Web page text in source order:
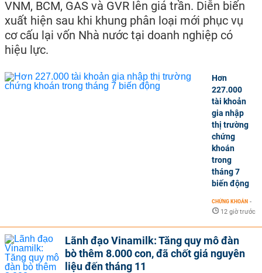
VNM, BCM, GAS và GVR lên giá trần. Diễn biến
xuất hiện sau khi khung phân loại mới phục vụ
cơ cấu lại vốn Nhà nước tại doanh nghiệp có
hiệu lực.
Hơn
227.000
tài khoản
gia nhập
thị trường
chứng
khoán
trong
tháng 7
biến động
CHỨNG KHOÁN -
12 giờ trước
Lãnh đạo Vinamilk: Tăng quy mô đàn
bò thêm 8.000 con, đã chốt giá nguyên
liệu đến tháng 11